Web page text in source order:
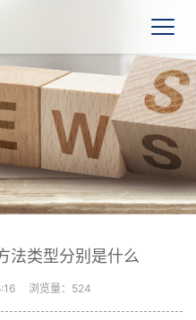
法类型分别是什么
浏览量： 524